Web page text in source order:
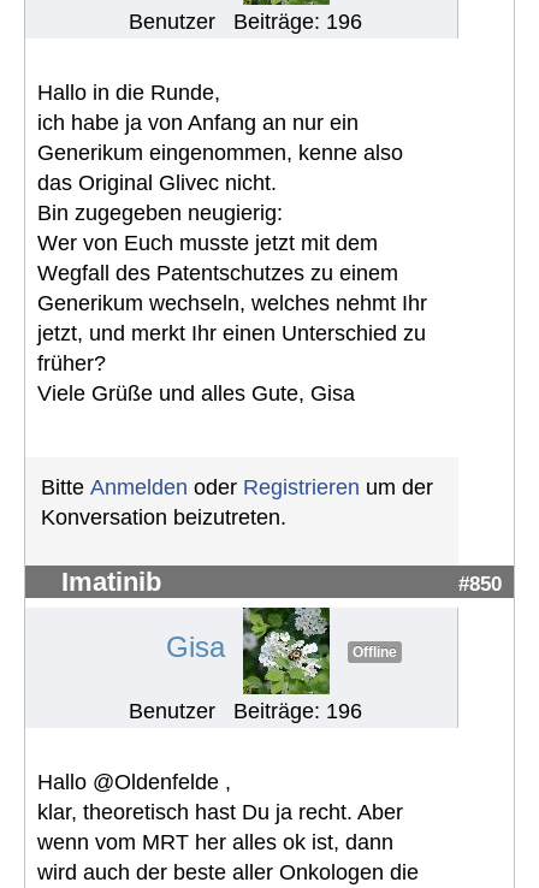
Benutzer Beiträge: 196
Hallo in die Runde,
ich habe ja von Anfang an nur ein
Generikum eingenommen, kenne also
das Original Glivec nicht.
Bin zugegeben neugierig:
Wer von Euch musste jetzt mit dem
Wegfall des Patentschutzes zu einem
Generikum wechseln, welches nehmt Ihr
jetzt, und merkt Ihr einen Unterschied zu
früher?
Viele Grüße und alles Gute, Gisa
Bitte Anmelden oder Registrieren um der
Konversation beizutreten.
Imatinib #850
Gisa Offline
Benutzer Beiträge: 196
Hallo @Oldenfelde ,
klar, theoretisch hast Du ja recht. Aber
wenn vom MRT her alles ok ist, dann
wird auch der beste aller Onkologen die